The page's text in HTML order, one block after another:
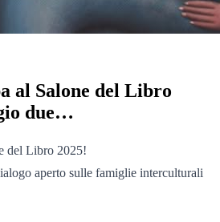
al Salone del Libro
due…
del Libro 2025!
aperto sulle famiglie interculturali